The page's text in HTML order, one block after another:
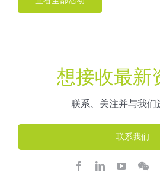
想接收最新
联系、关注并与我们
联系我们